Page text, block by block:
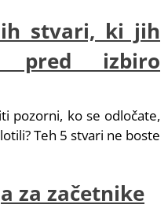
stvari, ki jih
pred izbiro
pozorni, ko se odločate,
Teh 5 stvari ne boste
za začetnike